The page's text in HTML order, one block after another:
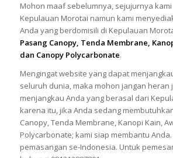
Mohon maaf sebelumnya, sejujurnya
Kepulauan Morotai namun kami
Anda yang berdomisili di Kepulauan
Pasang Canopy, Tenda Membrane,
dan Canopy Polycarbonate.
Mengingat website yang dapat
seluruh dunia, maka mohon jangan heran
menjangkau Anda yang berasal dari
karena itu, jika Anda sedang
Canopy, Tenda Membrane, Kanopi Kain,
Polycarbonate; kami siap membantu
pemasangan se-Indonesia. Untuk